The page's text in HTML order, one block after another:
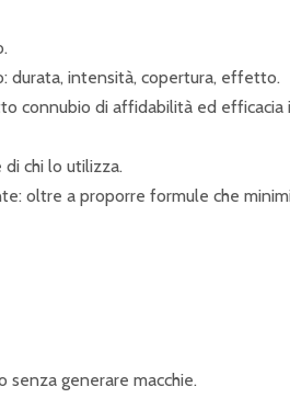
durata, intensità, copertura, effetto.
connubio di affidabilità ed efficacia
chi lo utilizza.
oltre a proporre formule che
senza generare macchie.